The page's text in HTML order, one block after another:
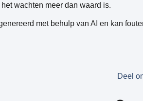
wachten meer dan waard is.
met behulp van AI en kan
Deel